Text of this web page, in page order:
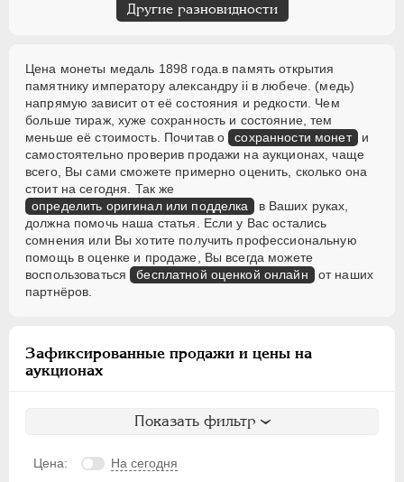
Другие разновидности
Цена монеты медаль 1898 года.в память открытия
памятнику императору александру ii в любече. (медь)
напрямую зависит от её состояния и редкости. Чем
больше тираж, хуже сохранность и состояние, тем
меньше её стоимость. Почитав о сохранности монет и
самостоятельно проверив продажи на аукционах, чаще
всего, Вы сами сможете примерно оценить, сколько она
стоит на сегодня. Так же
определить оригинал или подделка
в Ваших руках,
должна помочь наша статья. Если у Вас остались
сомнения или Вы хотите получить профессиональную
помощь в оценке и продаже, Вы всегда можете
воспользоваться бесплатной оценкой онлайн от наших
партнёров.
Зафиксированные продажи и цены на
аукционах
Показать фильтр
Цена: На сегодня